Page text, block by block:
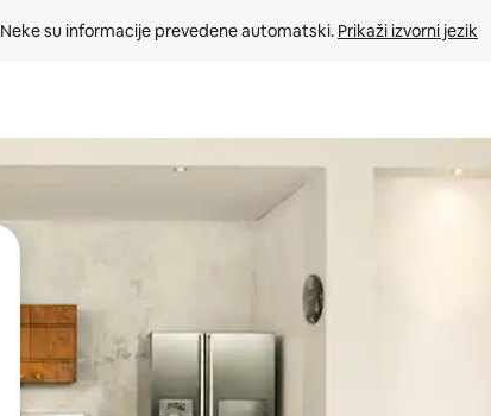
Neke su informacije prevedene automatski. Prikaži izvorni jezik